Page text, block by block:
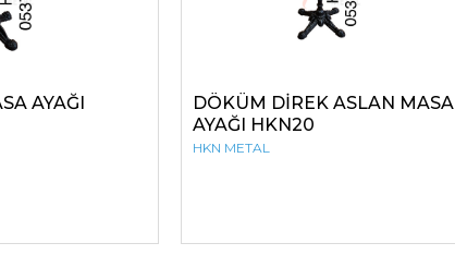
AYAĞI
DÖKÜM DİREK ASLAN MASA
AYAĞI HKN20
HKN METAL